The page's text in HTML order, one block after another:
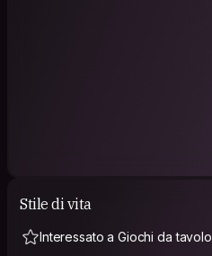
Stile di vita
Interessato a Giochi da tavolo